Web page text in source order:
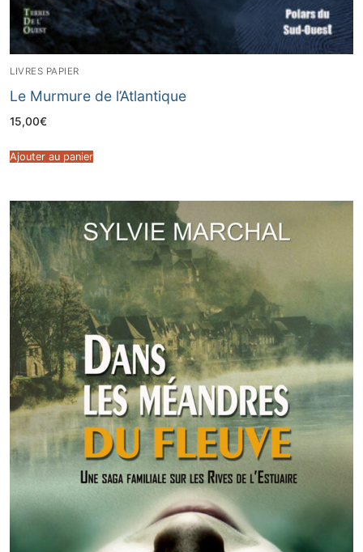
LIVRES PAPIER
Le Murmure de l’Atlantique
15,00€
Ajouter au panier